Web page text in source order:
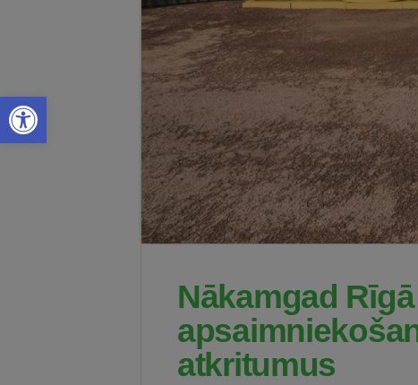
Open toolbar
Nākamgad
atkritumus